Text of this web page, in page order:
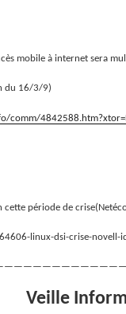
mobile à internet sera
du 16/3/9)
comm/
cette période de
linux-dsi-crise-novell-
Veille